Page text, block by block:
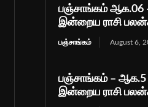
பஞ்சாங்கம் ஆக.06
இன்றைய ராசி
பஞ்சாங்கம் August 6,
பஞ்சாங்கம் – ஆக.5
இன்றைய ராசி